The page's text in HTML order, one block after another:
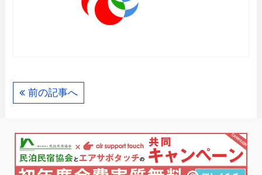
前の記事へ